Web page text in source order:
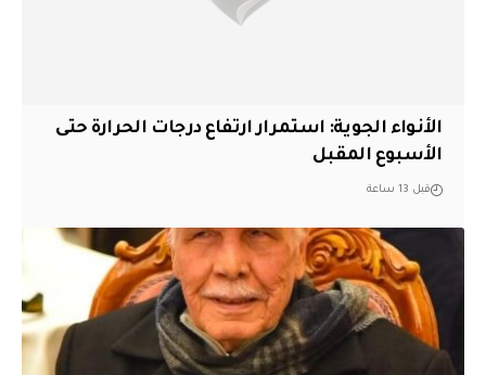
الأنواء الجوية: استمرار ارتفاع درجات الحرارة حتى
الأسبوع المقبل
قبل 13 ساعة